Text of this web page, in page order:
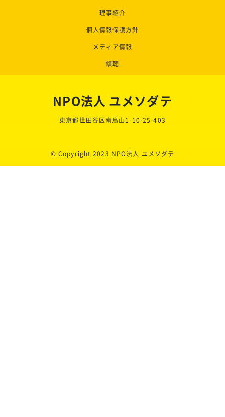
理事紹介
個人情報保護方針
メディア情報
傾聴
NPO法人 ユメソダテ
東京都世田谷区南烏山1-10-25-403
© Copyright 2023 NPO法人 ユメソダテ